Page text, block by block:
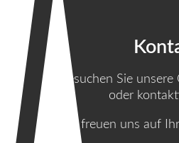
Besuchen Sie
oder
Wir freuen uns auf